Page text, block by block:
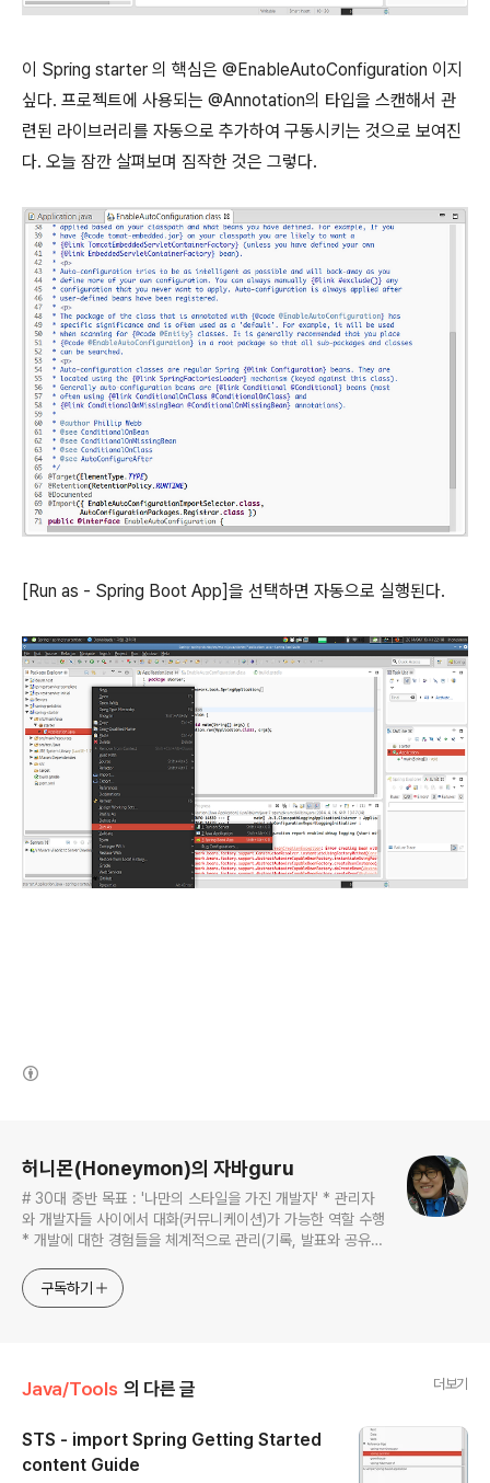
이 Spring starter 의 핵심은 @EnableAutoConfiguration 이지
싶다. 프로젝트에 사용되는 @Annotation의 타입을 스캔해서 관
련된 라이브러리를 자동으로 추가하여 구동시키는 것으로 보여진
다. 오늘 잠깐 살펴보며 짐작한 것은 그렇다.
[Run as - Spring Boot App]을 선택하면 자동으로 실행된다.
허니몬(Honeymon)의 자바guru
# 30대 중반 목표 : '나만의 스타일을 가진 개발자' * 관리자
와 개발자들 사이에서 대화(커뮤니케이션)가 가능한 역할 수행
* 개발에 대한 경험들을 체계적으로 관리(기록, 발표와 공유)
누구나 들려봤을법한 그런 개발관련 파워블로거 를 목표로 블
로그를 재편하려고 하는 중
구독하기
Java/Tools 의 다른 글 더보기
STS - import Spring Getting Started
content Guide